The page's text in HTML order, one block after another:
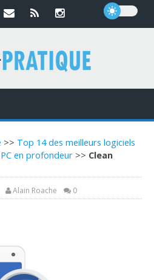
>> Top 14 des meilleurs logiciels
en profondeur >> Clean
Alain Roache 0